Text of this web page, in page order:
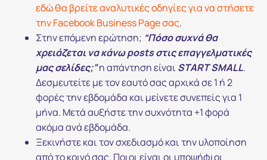
εδώ θα βρείτε αναλυτικές οδηγίες για να στήσετε
την Facebook Business Page σας.
Στην επόμενη ερώτηση; “Πόσο συχνά θα
χρειάζεται να κάνω posts στις επαγγελματικές
μας σελίδες;”η απάντηση είναι START SMALL.
Δεσμευτείτε με τον εαυτό σας αρχικά σε 1 ή 2
φορές την εβδομάδα και μείνετε συνεπείς για 1
μήνα. Μετά αυξήστε την συχνότητα +1 φορά
ακόμα ανά εβδομάδα.
Ξεκινήστε και τον σχεδιασμό και την υλοποίηση
από το κοινό σας. Ποιοι είναι οι υποψήφιοι